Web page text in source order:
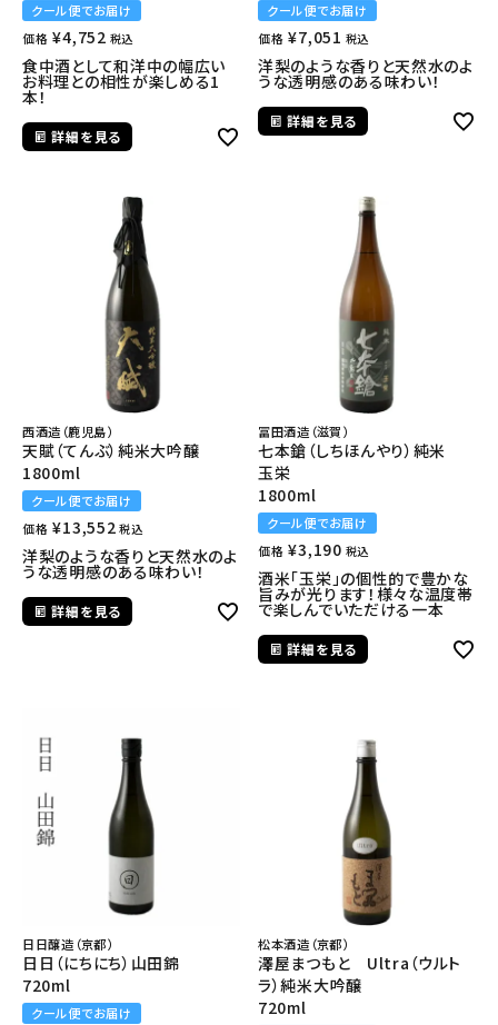
クール便でお届け
価格 ¥4,752 税込
食中酒として和洋中の幅広い
お料理との相性が楽しめる1
本！
詳細を見る
クール便でお届け
価格 ¥7,051 税込
洋梨のような香りと天然水のよ
うな透明感のある味わい！
詳細を見る
西酒造（鹿児島）
天賦（てんぶ）純米大吟醸
1800ml
クール便でお届け
価格 ¥13,552 税込
洋梨のような香りと天然水のよ
うな透明感のある味わい！
詳細を見る
冨田酒造（滋賀）
七本鎗（しちほんやり）純米
玉栄
1800ml
クール便でお届け
価格 ¥3,190 税込
酒米「玉栄」の個性的で豊かな
旨みが光ります！様々な温度帯
で楽しんでいただける一本
詳細を見る
日日醸造（京都）
日日（にちにち）山田錦
720ml
クール便でお届け
松本酒造（京都）
澤屋まつもと Ultra（ウルト
ラ）純米大吟醸
720ml